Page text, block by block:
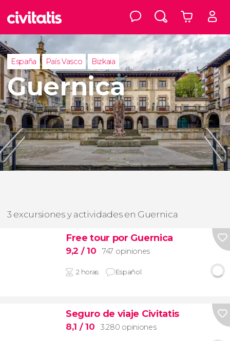
España País Vasco Bizkaia
Guernica
3 excursiones y actividades en Guernica
Free tour por Guernica
9,2 / 10 747 opiniones
2 horas Español
Seguro de viaje Civitatis
8,1 / 10 3.280 opiniones